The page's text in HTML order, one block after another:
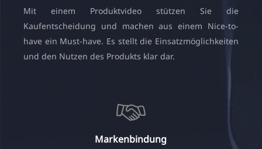
Mit einem Produktvideo stützen Sie die
Kaufentscheidung und machen aus einem Nice-to-
have ein Must-have. Es stellt die Einsatzmöglichkeiten
und den Nutzen des Produkts klar dar.
Markenbindung